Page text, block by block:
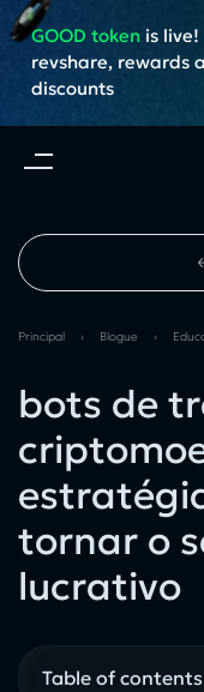
GOOD tokenis live!
revshare, rewards
discounts
Principal › Blogue ›
bots de
tornar o
lucrativo
Table of